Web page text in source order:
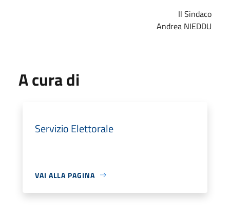
Il Sindaco
Andrea NIEDDU
A cura di
Servizio Elettorale
VAI ALLA PAGINA